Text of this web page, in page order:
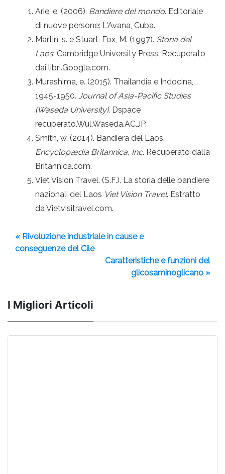
Arie, e. (2006). Bandiere del mondo. Editoriale
di nuove persone: L'Avana, Cuba.
Martin, s. e Stuart-Fox, M. (1997). Storia del
Laos. Cambridge University Press. Recuperato
dai libri.Google.com.
Murashima, e. (2015). Thailandia e Indocina,
1945-1950. Journal of Asia-Pacific Studies
(Waseda University). Dspace
recuperato.Wul.Waseda.AC.JP.
Smith, w. (2014). Bandiera del Laos.
Encyclopædia Britannica, Inc. Recuperato dalla
Britannica.com.
Viet Vision Travel. (S.F.). La storia delle bandiere
nazionali del Laos Viet Vision Travel. Estratto
da Vietvisitravel.com.
« Rivoluzione industriale in cause e
conseguenze del Cile
Caratteristiche e funzioni del
glicosaminoglicano »
I Migliori Articoli